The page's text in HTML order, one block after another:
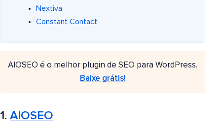
Nextiva
Constant Contact
AIOSEO é o melhor plugin de SEO para WordPress.
Baixe grátis!
1. AIOSEO